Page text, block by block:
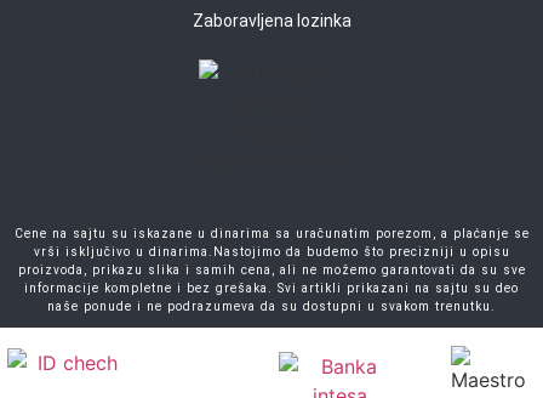
Zaboravljena lozinka
Cene na sajtu su iskazane u dinarima sa uračunatim porezom, a plaćanje se
vrši isključivo u dinarima.Nastojimo da budemo što precizniji u opisu
proizvoda, prikazu slika i samih cena, ali ne možemo garantovati da su sve
informacije kompletne i bez grešaka. Svi artikli prikazani na sajtu su deo
naše ponude i ne podrazumeva da su dostupni u svakom trenutku.